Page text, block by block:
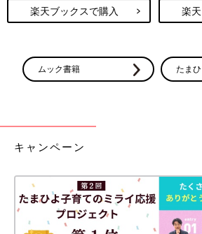
楽天ブックスで購入 楽
ムック書籍 たま
キャンペーン